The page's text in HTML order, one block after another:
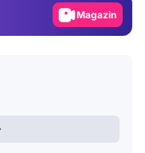
Magazin